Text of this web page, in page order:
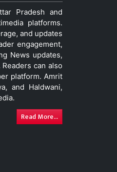
Pradesh and
platforms.
and updates
engagement,
News updates,
can also
platform. Amrit
and Haldwani,
Read More...